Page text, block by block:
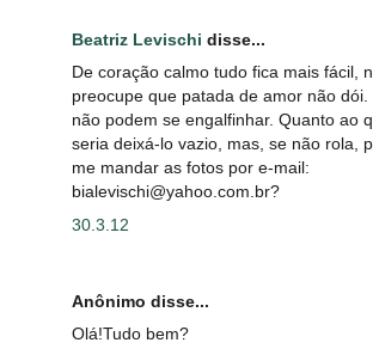
Beatriz Levischi disse...
De coração calmo tudo fica mais fácil,
preocupe que patada de amor não
não podem se engalfinhar. Quanto ao
seria deixá-lo vazio, mas, se não rola,
me mandar as fotos por e-mail:
bialevischi@yahoo.com.br?
30.3.12
Anônimo disse...
Olá!Tudo bem?